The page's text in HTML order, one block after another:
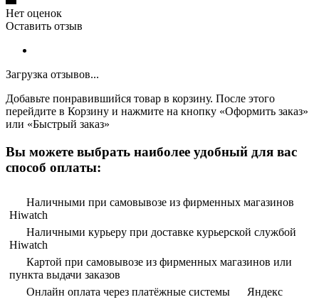
Нет оценок
Оставить отзыв
Загрузка отзывов...
Добавьте понравившийся товар в корзину. После этого
перейдите в Корзину и нажмите на кнопку «Оформить заказ»
или «Быстрый заказ»
Вы можете выбрать наиболее удобный для вас
способ оплаты:
Наличными при самовывозе из фирменных магазинов
Hiwatch
Наличными курьеру при доставке курьерской службой
Hiwatch
Картой при самовывозе из фирменных магазинов или
пункта выдачи заказов
Онлайн оплата через платёжные системы
Яндекс